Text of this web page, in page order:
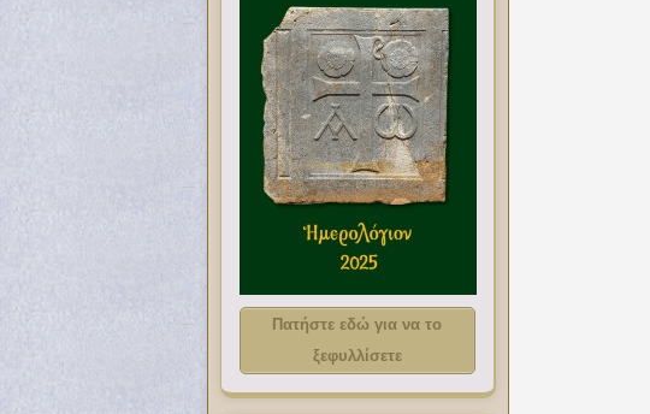
Πατήστε εδώ για να το
ξεφυλλίσετε